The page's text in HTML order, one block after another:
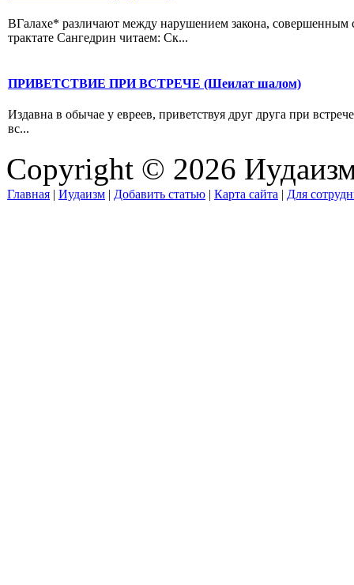
ВГалахе* различают между нарушением закона,
трактате Сангедрин читаем: Ск...
ПРИВЕТСТВИЕ ПРИ ВСТРЕЧЕ (Шеилат шалом)
Издавна в обычае у евреев, приветствуя друг друга при
вс...
Copyright © 2026
Главная | Иудаизм | Добавить статью | Карта сайта | Для